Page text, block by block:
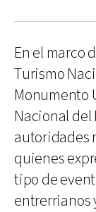
En el marco
Turismo
Monumento
Nacional del
autoridades
quienes
tipo de
entrerrianos